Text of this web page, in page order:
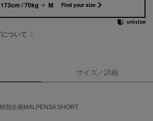
173cm / 70kg M Find your size
ついて
サイズ／詳細
別企画MALPENSA SHORT